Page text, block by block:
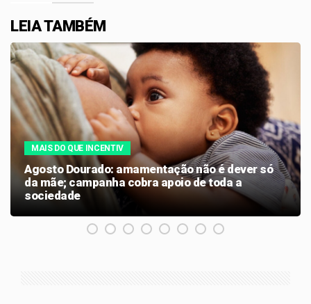
LEIA TAMBÉM
MAIS DO QUE INCENTIV
Agosto Dourado: amamentação não é dever só
da mãe; campanha cobra apoio de toda a
sociedade